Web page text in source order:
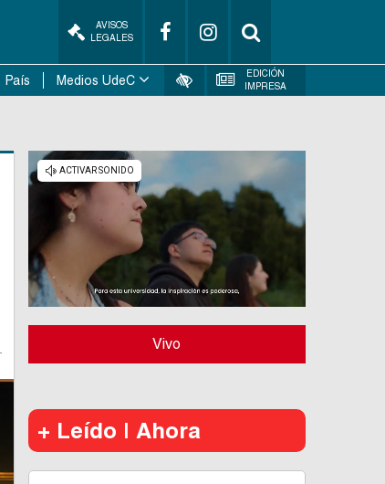
AVISOS
LEGALES
País Medios UdeC
EDICIÓN
IMPRESA
Vivo
+ Leído | Ahora